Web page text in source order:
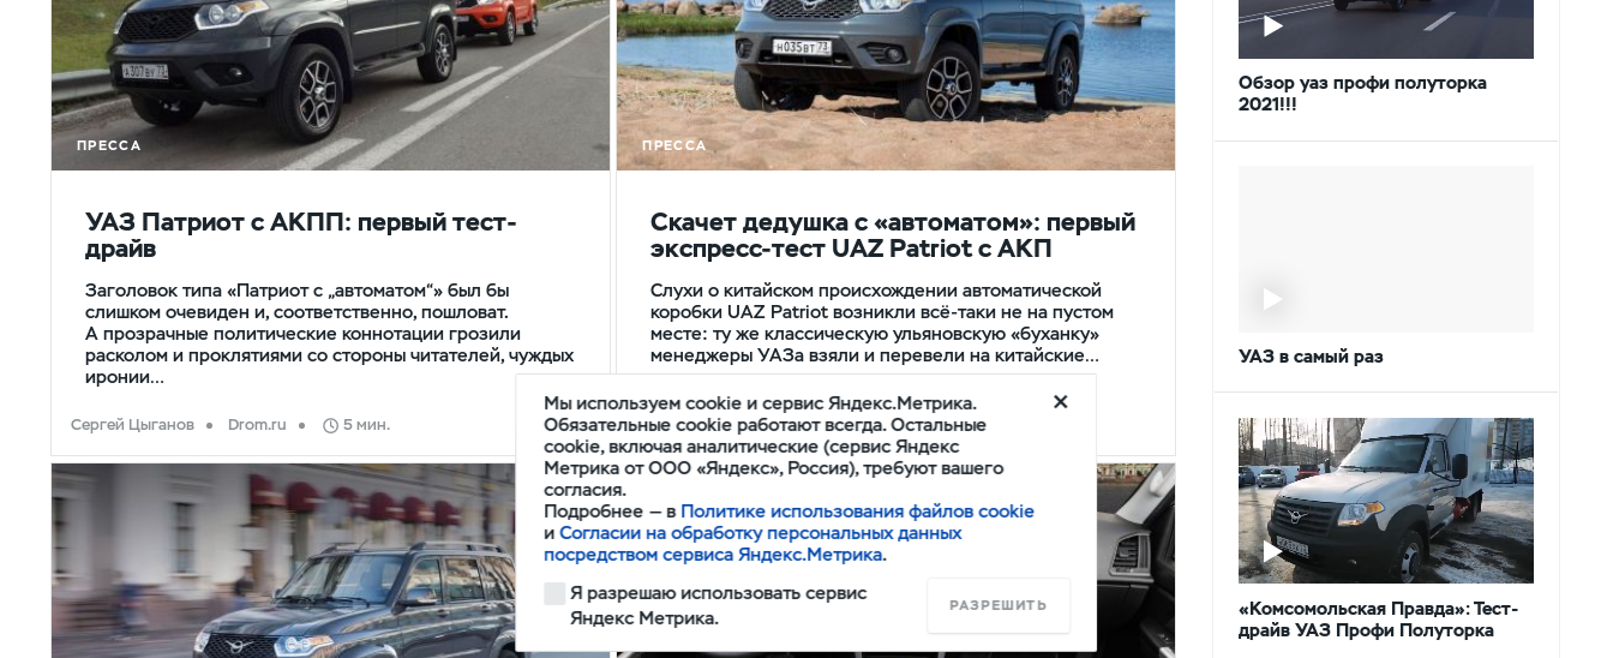
ПРЕССА
УАЗ Патриот с АКПП: первый тест-
драйв
Заголовок типа «Патриот с „автоматом“» был бы
слишком очевиден и, соответственно, пошловат.
А прозрачные политические коннотации грозили
расколом и проклятиями со стороны читателей, чуждых
иронии…
Сергей Цыганов Drom.ru 5 мин.
ПРЕССА
Скачет дедушка с «автоматом»: первый
экспресс-тест UAZ Patriot с АКП
Слухи о китайском происхождении автоматической
коробки UAZ Patriot возникли всё-таки не на пустом
месте: ту же классическую ульяновскую «буханку»
менеджеры УАЗа взяли и перевели на китайские…
Сергей Арбузов www.kolesa.ru 5 мин.
Обзор уаз профи полуторка
2021!!!
УАЗ в самый раз
«Комсомольская Правда»: Тест-
драйв УАЗ Профи Полуторка
Мы используем cookie и сервис Яндекс.Метрика.
Обязательные cookie работают всегда. Остальные
cookie, включая аналитические (сервис Яндекс
Метрика от ООО «Яндекс», Россия), требуют вашего
согласия.
Подробнее — в Политике использования файлов cookie
иСогласии на обработку персональных данных
посредством сервиса Яндекс.Метрика.
Я разрешаю использовать сервис
Яндекс Метрика.
РАЗРЕШИТЬ